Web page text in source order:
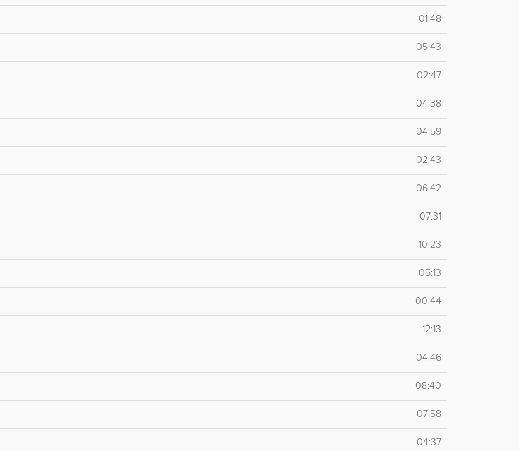
01:48
05:43
02:47
04:38
04:59
02:43
06:42
07:31
10:23
05:13
00:44
12:13
04:46
08:40
07:58
04:37